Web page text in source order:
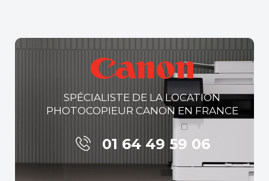
SPÉCIALISTE DE LA LOCATION
PHOTOCOPIEUR CANON EN FRANCE
01 64 49 59 06